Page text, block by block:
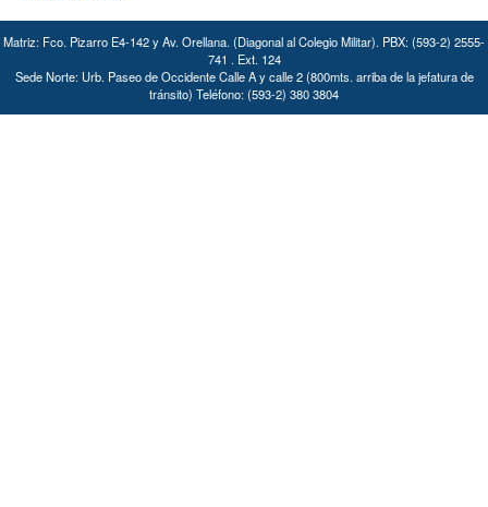
Matriz: Fco. Pizarro E4-142 y Av. Orellana. (Diagonal al Colegio Militar). PBX: (593-2) 2555-
741 . Ext. 124
Sede Norte: Urb. Paseo de Occidente Calle A y calle 2 (800mts. arriba de la jefatura de
tránsito) Teléfono: (593-2) 380 3804